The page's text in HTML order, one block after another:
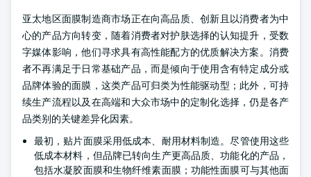
亚太地区面膜制造商市场正在向高品质、创新且以消费者为中
心的产品方向转变，随着消费者对护肤选择的认知提升，受数
字媒体影响，他们寻求具有高性能配方的优质解决方案。消费
者不再满足于日常基础产品，而是倾向于使用含有特定成分或
品牌体验的面膜，这类产品可归类为性能驱动型；此外，可持
续生产流程以及在高端和大众市场中的定制化选择，仍是各产
品类别的关键差异化因素。
最初，贴片面膜采用低成本、耐用材料制造。尽管使用这些
低成本材料，但品牌已转向生产更高品质、功能化的产品，
包括水凝胶面膜和生物纤维素面膜；功能性面膜可与其他面